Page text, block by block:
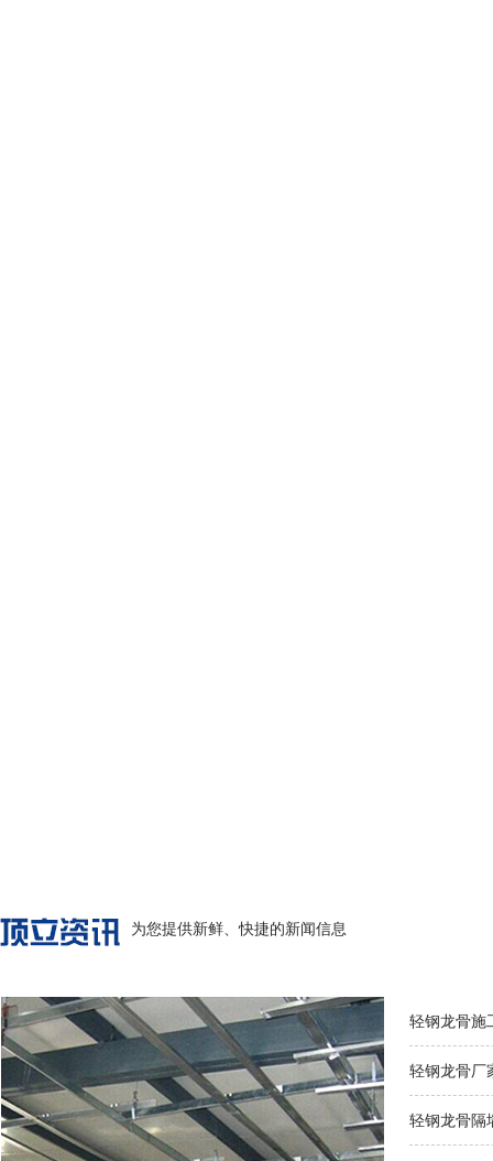
为您提供新鲜、快捷的新闻信息
轻钢龙骨施
轻钢龙骨厂
轻钢龙骨隔